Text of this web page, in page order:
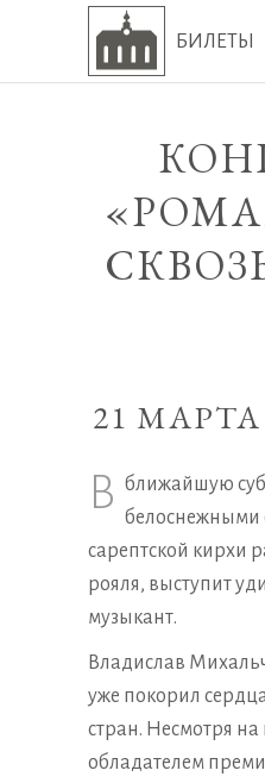
БИЛЕТЫ
21 МАРТА
В ближайшую
белоснежными
сарептской кирхи
рояля, выступит
музыкант.
Владислав
уже покорил
стран. Несмотря на
обладателем